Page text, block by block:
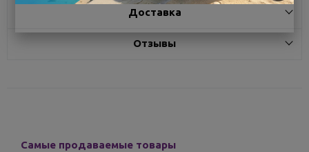
Доставка
Отзывы
Самые продаваемые товары